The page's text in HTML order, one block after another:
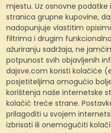
mjestu. Uz osnovne podatke
stranica grupne kupovine,
nadopunjuje vlastitim
filtrima i drugim
ažuriranju sadržaja, ne
potpunost svih objavljenih
dajsve.com koristi kolačiće
posjetiteljima omogućio
korištenja naše internetske
kolačić treće strane.
prilagoditi u svojem
izbrisati ili onemogućiti